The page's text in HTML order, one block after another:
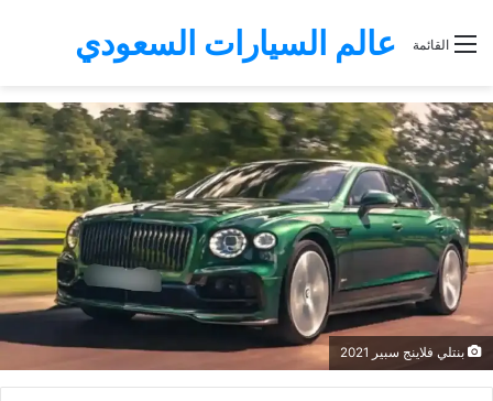
عالم السيارات السعودي القائمة
بنتلي فلاينج سبير 2021